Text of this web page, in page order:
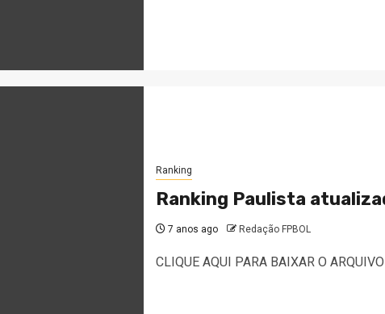
Ranking
Ranking Paulista
7 anos ago Redação FPBOL
CLIQUE AQUI PARA BAIXAR O